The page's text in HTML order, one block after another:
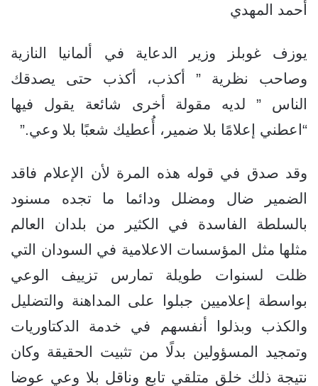
أحمد المهدي
يوزف غوبلز وزير الدعاية في ألمانيا النازية
وصاحب نظرية ” أكذب، أكذب حتى يصدقك
الناس ” لديه مقولة أخرى شائعة يقول فيها
“اعطني إعلامًا بلا ضمير، أُعطيك شعبًا بلا وعي.”
وقد صدق في قوله هذه المرة لأن الإعلام فاقد
الضمير ضال ومضلل ودائما ما تجده مسنود
بالسلطة الفاسدة في الكثير من بلدان العالم
مثلها مثل المؤسسات الاعلامية في السودان التي
ظلت لسنوات طويلة تمارس تزييف الوعي
بواسطة إعلاميين جبلوا على المداهنة والتضليل
والكذب وبذلوا أنفسهم في خدمة الدكتاوريات
وتمجيد المسؤولين بدلًا من تثبيت الحقيقة وكان
نتيجة ذلك خلق متلقي تابع وناقل بلا وعي عوضا